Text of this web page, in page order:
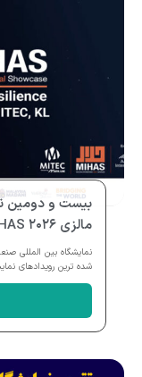
بیست و دومین
مالزی MIHAS ۲۰۲۶
نمایشگاه بین المللی
شده ترین رویدادهای